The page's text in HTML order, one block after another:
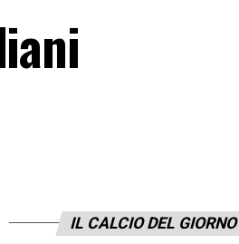
IL CALCIO DEL GIORNO